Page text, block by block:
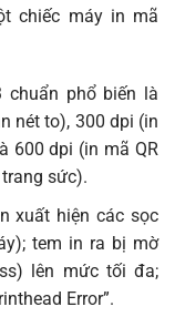
chiếc máy in mã
chuẩn phổ biến là
nét to), 300 dpi (in
600 dpi (in mã QR
sức).
xuất hiện các sọc
tem in ra bị mờ
lên mức tối đa;
Error”.